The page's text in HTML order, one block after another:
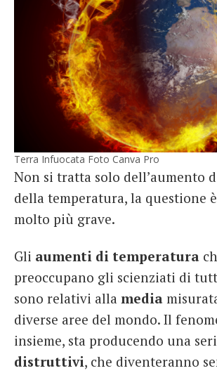
Terra Infuocata Foto Canva Pro
Non si tratta solo dell’aumento
della temperatura, la questione
molto più grave.
Gli aumenti di temperatura
preoccupano gli scienziati di
sono relativi alla media
diverse aree del mondo. Il
insieme, sta producendo una
distruttivi, che diventeranno